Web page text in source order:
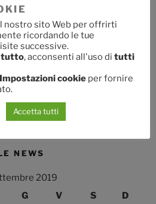
NEWS
2019
G V S D
nostro sito Web per offrirti
ricordando le tue
successive.
tutto, acconsenti all'uso di tutti
Impostazioni cookie per fornire
Accetta tutti